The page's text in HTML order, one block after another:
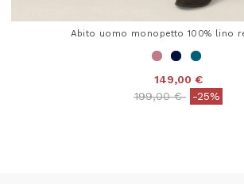
Abito uomo monopetto 100% lino
149,00 €
Price reduced from
199,00 €to-25%